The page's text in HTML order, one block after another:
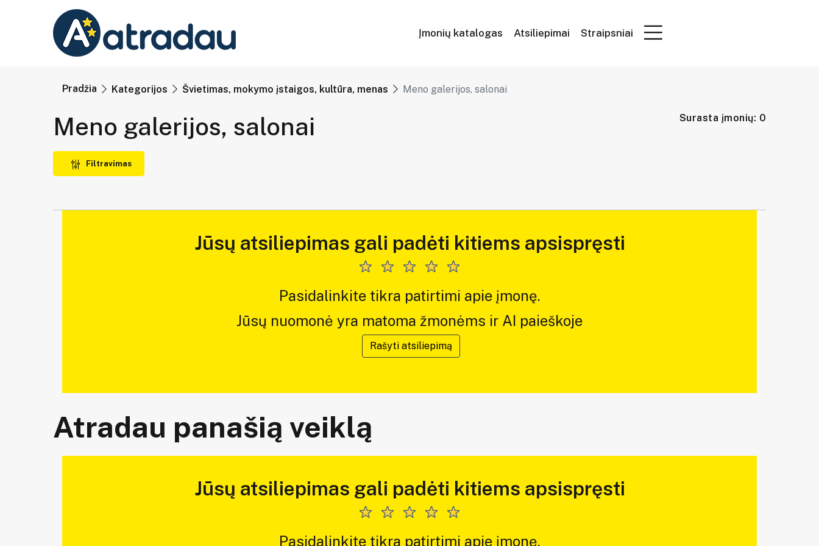
Įmonių katalogas Atsiliepimai Straipsniai
Pradžia Kategorijos Švietimas, mokymo įstaigos, kultūra, menas Meno galerijos, salonai
Meno galerijos, salonai Surasta įmonių: 0
Filtravimas
Jūsų atsiliepimas gali padėti kitiems apsispręsti
Pasidalinkite tikra patirtimi apie įmonę.
Jūsų nuomonė yra matoma žmonėms ir AI paieškoje
Rašyti atsiliepimą
Atradau panašią veiklą
Jūsų atsiliepimas gali padėti kitiems apsispręsti
Pasidalinkite tikra patirtimi apie įmonę.